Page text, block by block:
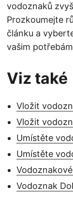
vodoznaků
Prozkoumejte
článku a
vašim
Viz také
Vložit
Vložit
Umístěte
Umístěte
Vodoznak